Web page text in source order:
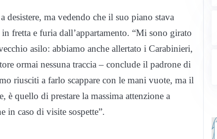
desistere, ma vedendo che il suo piano stava
fretta e furia dall’appartamento. “Mi sono girato
asilo: abbiamo anche allertato i Carabinieri,
ormai nessuna traccia – conclude il padrone di
riusciti a farlo scappare con le mani vuote, ma il
quello di prestare la massima attenzione a
in caso di visite sospette”.